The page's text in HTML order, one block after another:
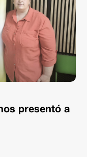
presentó a